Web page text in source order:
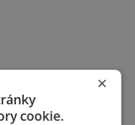
×
cookie.